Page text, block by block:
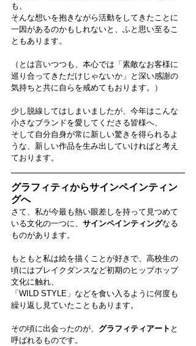
も、
そんな想いを抱きながら活動をしてきたことに
一因があるのかもしれないと、ふと思い至るこ
ともあります。
（とは言いつつも、本心では「素敵なお客様に
巡り合ってきただけじゃないか」と深い感謝の
気持ちと共に自らを戒めてもおります。）
少し脱線してはしまいましたが、今年はこんな
小さなブランドを愛してくださる皆様へ、
そして自分自身が常に新しい驚きを得られるよ
うな、新しい作品を生み出していければと考え
ております。
グラフィティからサインペインティン
グへ
さて、私が今最も熱い眼差しを持って見つめて
いる文化の一つに、 サインペインティングなる
ものがあります。
もともと私は絵を描くことが好きで、高校生の
頃にはブレイクダンスなど初期のヒップホップ
文化に触れ、
「WILD STYLE」などを食い入るように何度も
繰り返し見ていたこともあります。
その頃に出会ったのが、 グラフィティアート と
呼ばれるものです。